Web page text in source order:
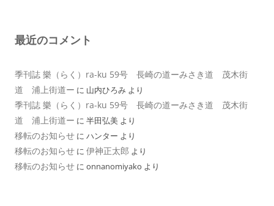
最近のコメント
季刊誌 樂（らく）ra-ku 59号 長崎の道ーみさき道 茂木街
道 浦上街道ー に 山内ひろみ より
季刊誌 樂（らく）ra-ku 59号 長崎の道ーみさき道 茂木街
道 浦上街道ー に 半田弘美 より
移転のお知らせ に ハンター より
移転のお知らせ に 伊神正太郎 より
移転のお知らせ に onnanomiyako より